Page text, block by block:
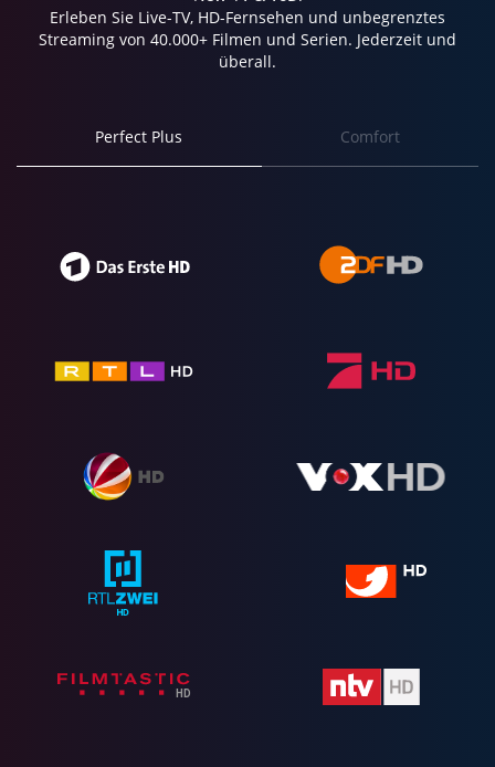
Erleben Sie Live-TV, HD-Fernsehen und unbegrenztes
Streaming von 40.000+ Filmen und Serien. Jederzeit und
überall.
Perfect Plus Comfort